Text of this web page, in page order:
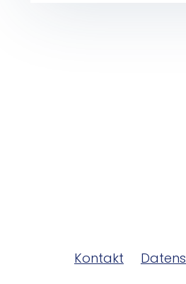
Kontakt